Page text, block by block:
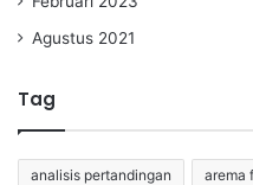
Agustus 2021
Tag
analisis pertandingan arema